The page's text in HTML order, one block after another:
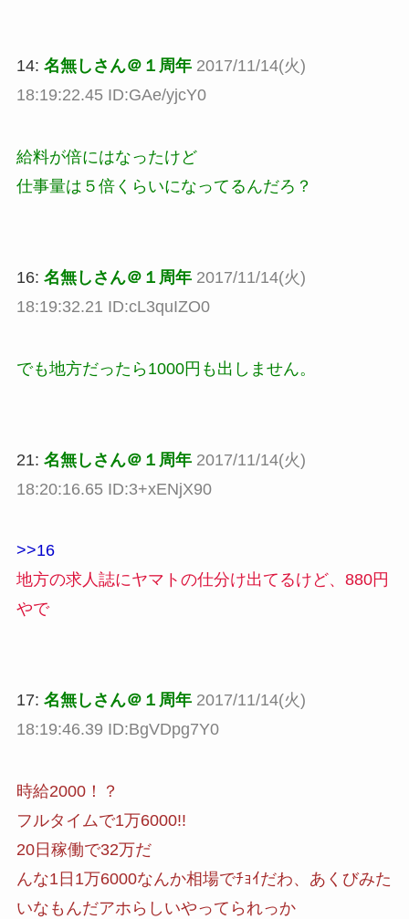
14: 名無しさん＠１周年 2017/11/14(火)
18:19:22.45 ID:GAe/yjcY0
給料が倍にはなったけど
仕事量は５倍くらいになってるんだろ？
16: 名無しさん＠１周年 2017/11/14(火)
18:19:32.21 ID:cL3quIZO0
でも地方だったら1000円も出しません。
21: 名無しさん＠１周年 2017/11/14(火)
18:20:16.65 ID:3+xENjX90
>>16
地方の求人誌にヤマトの仕分け出てるけど、880円
やで
17: 名無しさん＠１周年 2017/11/14(火)
18:19:46.39 ID:BgVDpg7Y0
時給2000！？
フルタイムで1万6000!!
20日稼働で32万だ
んな1日1万6000なんか相場でﾁｮｲだわ、あくびみた
いなもんだアホらしいやってられっか